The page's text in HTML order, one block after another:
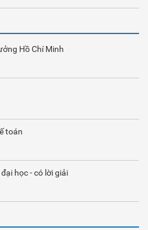
Hồ Chí Minh
toán
học - có lời giải